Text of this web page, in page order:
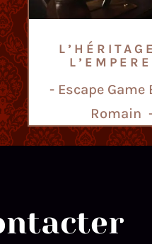
- Escape Game
Romain